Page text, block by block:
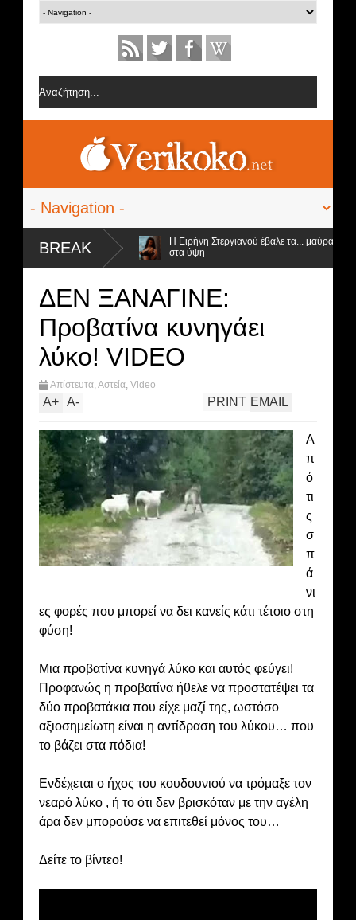
BREAK
της Σοφίας Δανέζη
Η Ειρήνη Στεργιανού έβαλε τα... μαύρα της
στα ύψη
ΔΕΝ ΞΑΝΑΓΙΝΕ:
Προβατίνα κυνηγάει
λύκο! VIDEO
Απίστευτα,Αστεία, Video
A+ A- EMAIL
PRINT
Α
π
ό
τι
ς
σ
π
ά
νι
ες φορές που μπορεί να δει κανείς κάτι τέτοιο στη
φύση!
Μια προβατίνα κυνηγά λύκο και αυτός φεύγει!
Προφανώς η προβατίνα ήθελε να προστατέψει τα
δύο προβατάκια που είχε μαζί της, ωστόσο
αξιοσημείωτη είναι η αντίδραση του λύκου… που
το βάζει στα πόδια!
Ενδέχεται ο ήχος του κουδουνιού να τρόμαξε τον
νεαρό λύκο , ή το ότι δεν βρισκόταν με την αγέλη
άρα δεν μπορούσε να επιτεθεί μόνος του…
Δείτε το βίντεο!